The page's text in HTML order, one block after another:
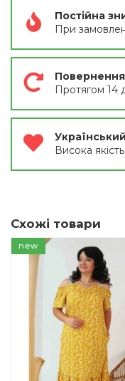
Постійна
При
Повернення
Протягом 14
Висока якість
Схожі товари
new